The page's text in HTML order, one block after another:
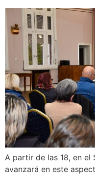
A partir de las 18, en el
avanzará en este